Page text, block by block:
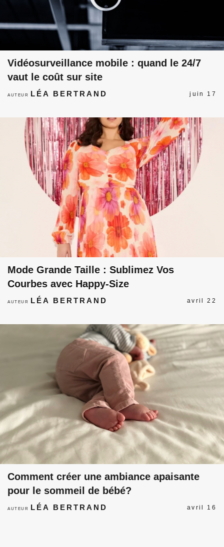
Vidéosurveillance mobile : quand le 24/7
vaut le coût sur site
AUTEUR LÉA BERTRAND juin 17
Mode Grande Taille : Sublimez Vos
Courbes avec Happy-Size
AUTEUR LÉA BERTRAND avril 22
Comment créer une ambiance apaisante
pour le sommeil de bébé?
AUTEUR LÉA BERTRAND avril 16